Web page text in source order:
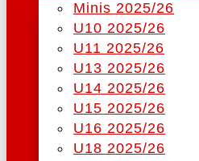
Minis 2025/26
U10 2025/26
U11 2025/26
U13 2025/26
U14 2025/26
U15 2025/26
U16 2025/26
U18 2025/26